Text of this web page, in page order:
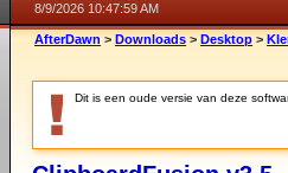
8/9/2026 10:47:59 AM
AfterDawn > Downloads > Desktop >
Dit is een oude versie van deze